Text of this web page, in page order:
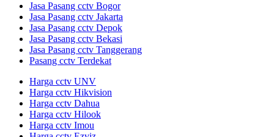
Jasa Pasang cctv Bogor
Jasa Pasang cctv Jakarta
Jasa Pasang cctv Depok
Jasa Pasang cctv Bekasi
Jasa Pasang cctv Tanggerang
Pasang cctv Terdekat
Harga cctv UNV
Harga cctv Hikvision
Harga cctv Dahua
Harga cctv Hilook
Harga cctv Imou